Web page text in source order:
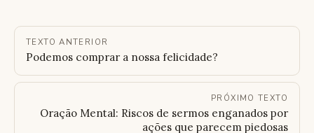
TEXTO ANTERIOR
Podemos comprar a nossa felicidade?
PRÓXIMO TEXTO
Oração Mental: Riscos de sermos enganados por
ações que parecem piedosas